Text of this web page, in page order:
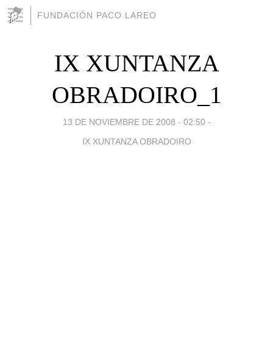
FUNDACIÓN PACO LAREO
IX XUNTANZA
OBRADOIRO_1
13 DE NOVIEMBRE DE 2008 - 02:50 -
IX XUNTANZA OBRADOIRO